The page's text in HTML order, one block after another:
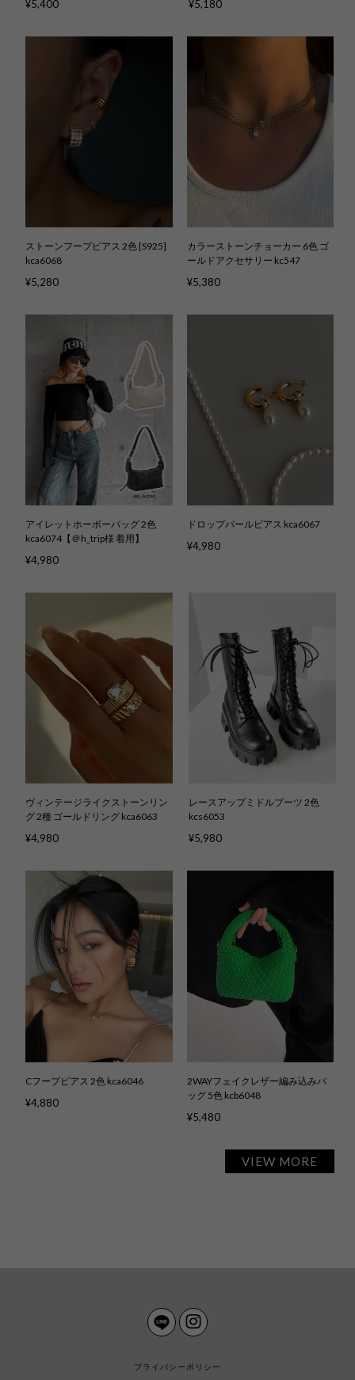
¥5,400 ¥5,180
ストーンフープピアス 2色 [S925]
kca6068
¥5,280
カラーストーンチョーカー 6色 ゴ
ールドアクセサリー kc547
¥5,380
アイレットホーボーバッグ 2色
kca6074【＠h_trip様 着用】
¥4,980
ドロップパールピアス kca6067
¥4,980
ヴィンテージライクストーンリン
グ 2種 ゴールドリング kca6063
¥4,980
レースアップミドルブーツ 2色
kcs6053
¥5,980
Cフープピアス 2色 kca6046
¥4,880
2WAYフェイクレザー編み込みバ
ッグ 5色 kcb6048
¥5,480
VIEW MORE
プライバシーポリシー